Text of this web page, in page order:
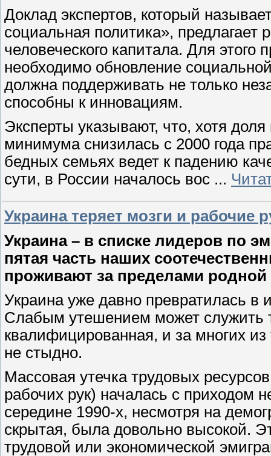
Доклад экспертов, который
социальная политика», предлагает
человеческого капитала. Для этого
необходимо обновление
должна поддерживать не только
способны к инновациям.
Эксперты указывают, что, хотя
минимума снизилась с 2000 года
бедных семьях ведет к падению
сути, в России началось вос ...
Украина теряет мозги и рабочие
Украина – в списке лидеров по
пятая часть наших
проживают за пределами родной
Украина уже давно превратилась
Слабым утешением может служить
квалифицированная, и за многих из
не стыдно.
Массовая утечка трудовых
рабочих рук) началась с приходом
середине 1990-х, несмотря на
скрытая, была довольно высокой.
трудовой или экономической